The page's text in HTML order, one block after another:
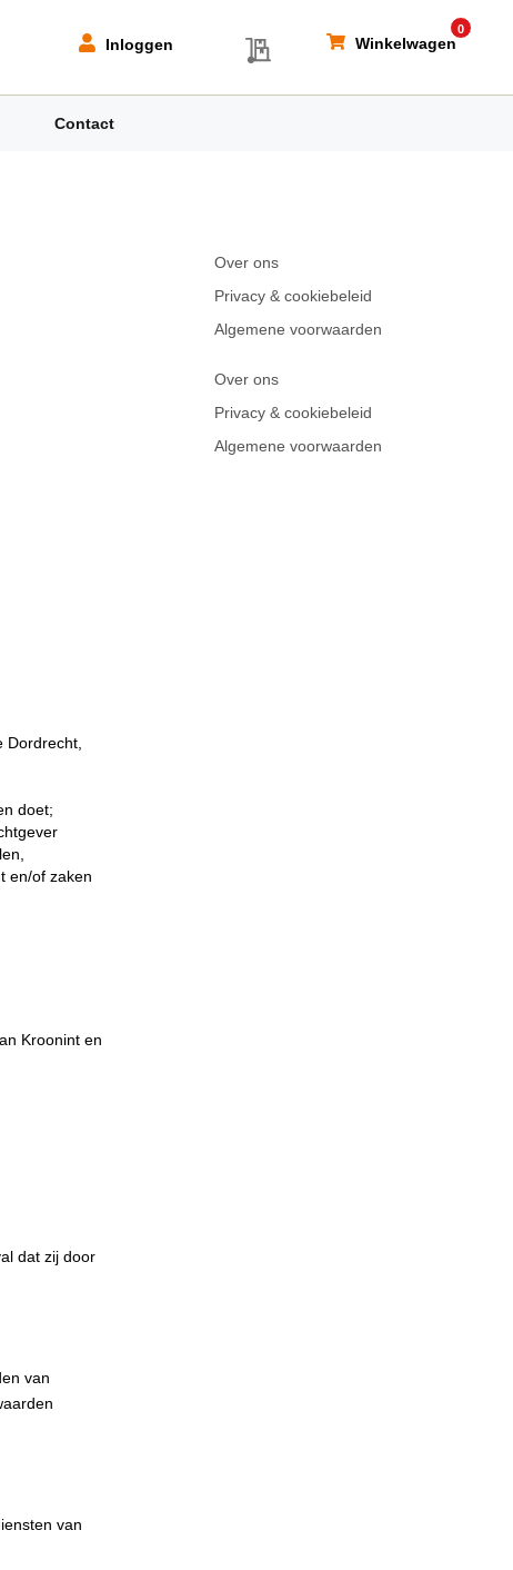
Winkelwagen
0
My Quote
Inloggen
Contact
doet;
en/of zaken
Kroonint en
dat zij door
van
van
Over ons
Privacy & cookiebeleid
Algemene voorwaarden
Over ons
Privacy & cookiebeleid
Algemene voorwaarden